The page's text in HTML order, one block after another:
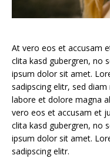
At vero eos et accusam
clita kasd gubergren, no
ipsum dolor sit amet.
sadipscing elitr, sed
labore et dolore magna
vero eos et accusam et
clita kasd gubergren, no
ipsum dolor sit amet.
sadipscing elitr.